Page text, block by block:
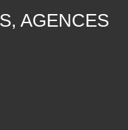
AGENCES